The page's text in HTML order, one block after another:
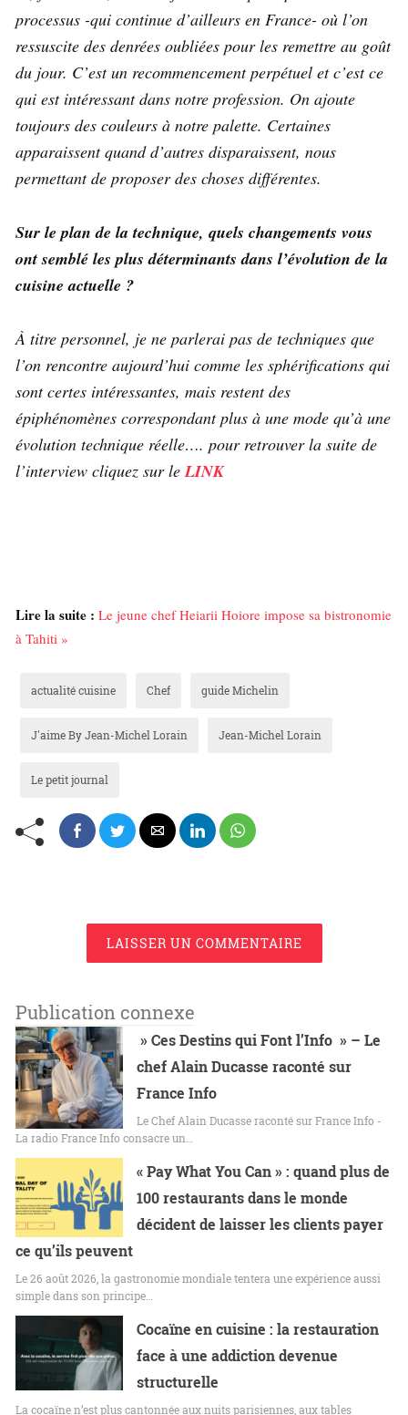
processus -qui continue d’ailleurs en France- où l’on
ressuscite des denrées oubliées pour les remettre au goût
du jour. C’est un recommencement perpétuel et c’est ce
qui est intéressant dans notre profession. On ajoute
toujours des couleurs à notre palette. Certaines
apparaissent quand d’autres disparaissent, nous
permettant de proposer des choses différentes.
Sur le plan de la technique, quels changements vous
ont semblé les plus déterminants dans l’évolution de la
cuisine actuelle ?
À titre personnel, je ne parlerai pas de techniques que
l’on rencontre aujourd’hui comme les sphérifications qui
sont certes intéressantes, mais restent des
épiphénomènes correspondant plus à une mode qu’à une
évolution technique réelle…. pour retrouver la suite de
l’interview cliquez sur leLINK
Lire la suite : Le jeune chef Heiarii Hoiore impose sa bistronomie
à Tahiti »
actualité cuisine Chef guide Michelin
J'aime By Jean-Michel Lorain Jean-Michel Lorain
Le petit journal
LAISSER UN COMMENTAIRE
Publication connexe
» Ces Destins qui Font l’Info » – Le
chef Alain Ducasse raconté sur
France Info
Le Chef Alain Ducasse raconté sur France Info -
La radio France Info consacre un…
« Pay What You Can » : quand plus de
100 restaurants dans le monde
décident de laisser les clients payer
ce qu’ils peuvent
Le 26 août 2026, la gastronomie mondiale tentera une expérience aussi
simple dans son principe…
Cocaïne en cuisine : la restauration
face à une addiction devenue
structurelle
La cocaïne n’est plus cantonnée aux nuits parisiennes, aux tables